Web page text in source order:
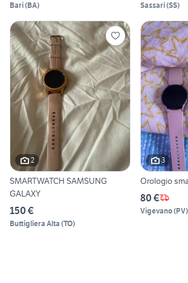
Bari(BA) Sassari(SS)
2
SMARTWATCH SAMSUNG
GALAXY
150 €
Buttigliera Alta (TO)
3
Orologio
80 €
Vigevano(PV)